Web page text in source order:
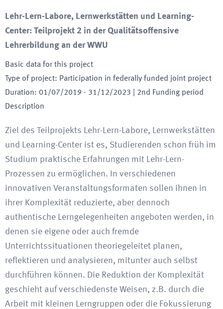
Lehr-Lern-Labore, Lernwerkstätten und Learning-
Center: Teilprojekt 2 in der Qualitätsoffensive
Lehrerbildung an der WWU
Basic data for this project
Type of project: Participation in federally funded joint project
Duration: 01/07/2019 - 31/12/2023 | 2nd Funding period
Description
Ziel des Teilprojekts Lehr-Lern-Labore, Lernwerkstätten
und Learning-Center ist es, Studierenden schon früh im
Studium praktische Erfahrungen mit Lehr-Lern-
Prozessen zu ermöglichen. In verschiedenen
innovativen Veranstaltungsformaten sollen ihnen in
ihrer Komplexität reduzierte, aber dennoch
authentische Lerngelegenheiten angeboten werden, in
denen sie eigene oder auch fremde
Unterrichtssituationen theoriegeleitet planen,
reflektieren und analysieren, mitunter auch selbst
durchführen können. Die Reduktion der Komplexität
geschieht auf verschiedenste Weisen, z.B. durch die
Arbeit mit kleinen Lerngruppen oder die Fokussierung